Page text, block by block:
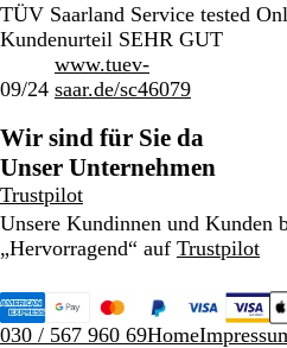
TÜV Saarland Service tested
Kundenurteil SEHR GUT
09/24
www.tuev-
saar.de/sc46079
Wir sind für Sie da
Unser Unternehmen
Trustpilot
Unsere Kundinnen und Kunden
„Hervorragend“ auf Trustpilot
030 / 567 960 69Home